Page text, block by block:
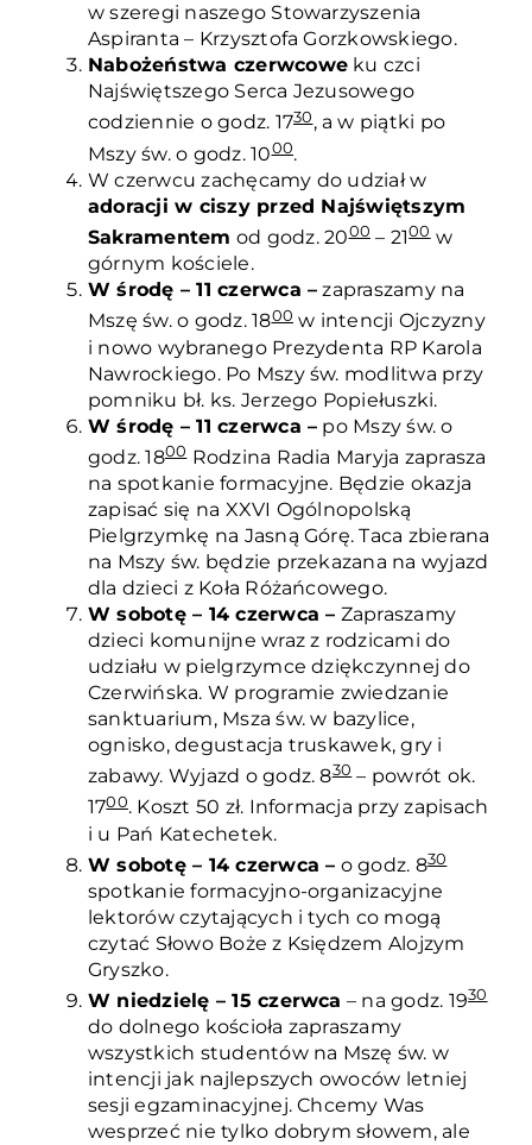
w szeregi naszego Stowarzyszenia
Aspiranta – Krzysztofa Gorzkowskiego.
Nabożeństwa czerwcowe ku czci
Najświętszego Serca Jezusowego
codziennie o godz. 1730, a w piątki po
Mszy św. o godz. 1000.
W czerwcu zachęcamy do udział w
adoracji w ciszy przed Najświętszym
Sakramentem od godz. 2000– 2100w
górnym kościele.
W środę – 11 czerwca – zapraszamy na
Mszę św. o godz. 1800 w intencji Ojczyzny
i nowo wybranego Prezydenta RP Karola
Nawrockiego. Po Mszy św. modlitwa przy
pomniku bł. ks. Jerzego Popiełuszki.
W środę – 11 czerwca – po Mszy św. o
godz. 1800Rodzina Radia Maryja zaprasza
na spotkanie formacyjne. Będzie okazja
zapisać się na XXVI Ogólnopolską
Pielgrzymkę na Jasną Górę. Taca zbierana
na Mszy św. będzie przekazana na wyjazd
dla dzieci z Koła Różańcowego.
W sobotę – 14 czerwca – Zapraszamy
dzieci komunijne wraz z rodzicami do
udziału w pielgrzymce dziękczynnej do
Czerwińska. W programie zwiedzanie
sanktuarium, Msza św. w bazylice,
ognisko, degustacja truskawek, gry i
zabawy. Wyjazd o godz. 830– powrót ok.
1700. Koszt 50 zł. Informacja przy zapisach
i u Pań Katechetek.
W sobotę – 14 czerwca – o godz. 830
spotkanie formacyjno-organizacyjne
lektorów czytających i tych co mogą
czytać Słowo Boże z Księdzem Alojzym
Gryszko.
W niedzielę – 15 czerwca – na godz. 1930
do dolnego kościoła zapraszamy
wszystkich studentów na Mszę św. w
intencji jak najlepszych owoców letniej
sesji egzaminacyjnej. Chcemy Was
wesprzeć nie tylko dobrym słowem, ale